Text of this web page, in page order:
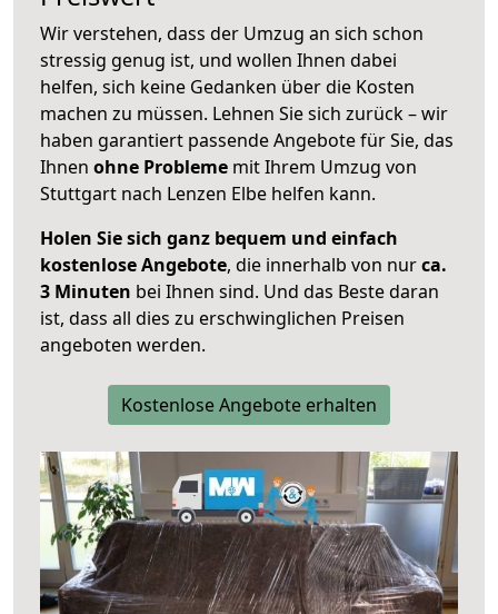
Wir verstehen, dass der Umzug an sich schon
stressig genug ist, und wollen Ihnen dabei
helfen, sich keine Gedanken über die Kosten
machen zu müssen. Lehnen Sie sich zurück – wir
haben garantiert passende Angebote für Sie, das
Ihnen ohne Probleme mit Ihrem Umzug von
Stuttgart nach Lenzen Elbe helfen kann.
Holen Sie sich ganz bequem und einfach
kostenlose Angebote, die innerhalb von nurca.
3 Minuten bei Ihnen sind. Und das Beste daran
ist, dass all dies zu erschwinglichen Preisen
angeboten werden.
Kostenlose Angebote erhalten